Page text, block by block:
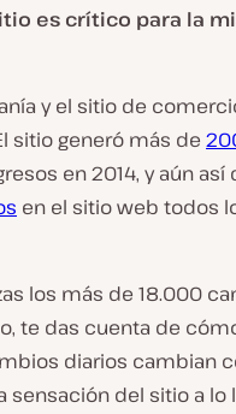
es crítico para la
y el sitio de
sitio generó más de
en 2014, y aún
en el sitio web todos
los más de 18.000
te das cuenta de
diarios cambian
sensación del sitio a lo